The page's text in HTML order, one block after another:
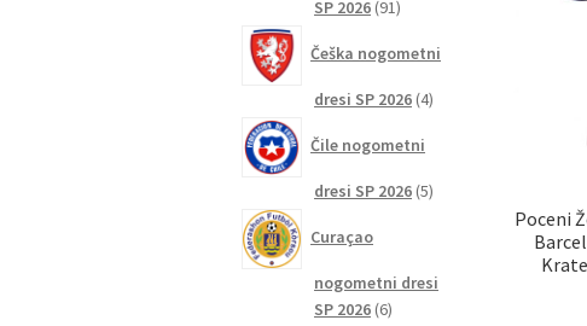
Poceni
SP 2026 9191
Češka nogometni
dresi SP 2026 44
Čile nogometni
dresi SP 2026 55
Curaçao
nogometni dresi
SP 2026 66